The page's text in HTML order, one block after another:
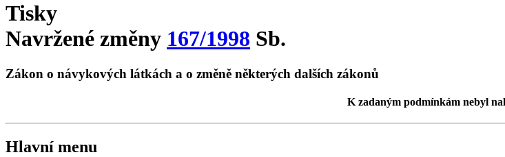
Tisky
Navržené změny 167/1998 Sb.
Zákon o návykových látkách a o změně některých dalších zákonů
K zadaným podmínkám nebyl
Hlavní menu